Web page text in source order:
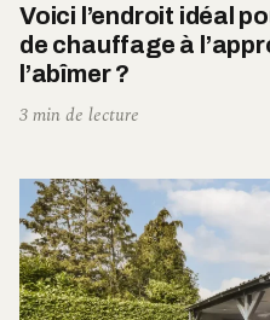
Voici l’endroit idéal
de chauffage à
l’abîmer ?
3 min de lecture